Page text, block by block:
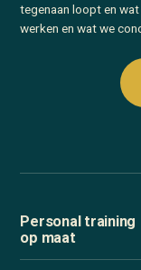
tegenaan loopt en
werken en wat we
Personal training
op maat